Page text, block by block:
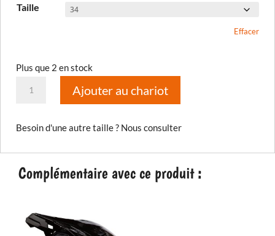
Taille
Effacer
Plus que 2 en stock
quantité
XC
Pro
Ajouter au chariot
Besoin d'une autre taille ? Nous consulter
Complémentaire avec ce produit :